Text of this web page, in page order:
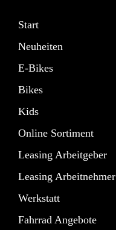
Start
Neuheiten
E-Bikes
Bikes
Kids
Online Sortiment
Leasing Arbeitgeber
Leasing Arbeitnehmer
Werkstatt
Fahrrad Angebote